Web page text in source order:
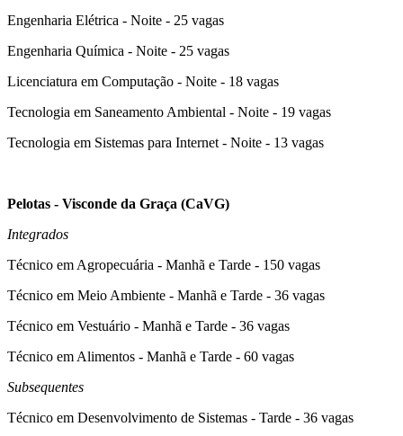
Engenharia Elétrica - Noite - 25 vagas
Engenharia Química - Noite - 25 vagas
Licenciatura em Computação - Noite - 18 vagas
Tecnologia em Saneamento Ambiental - Noite - 19 vagas
Tecnologia em Sistemas para Internet - Noite - 13 vagas
Pelotas - Visconde da Graça (CaVG)
Integrados
Técnico em Agropecuária - Manhã e Tarde - 150 vagas
Técnico em Meio Ambiente - Manhã e Tarde - 36 vagas
Técnico em Vestuário - Manhã e Tarde - 36 vagas
Técnico em Alimentos - Manhã e Tarde - 60 vagas
Subsequentes
Técnico em Desenvolvimento de Sistemas - Tarde - 36 vagas